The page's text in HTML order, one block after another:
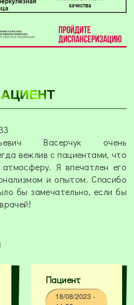
Васерчук очень
вежлив с пациентами, что
Я впечатлен его
и опытом. Спасибо
бы замечательно, если бы
Пациент
18/08/2023 -